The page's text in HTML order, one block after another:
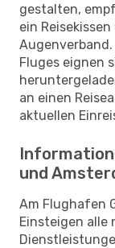
gestalten,
ein
Fluges eignen
an einen
aktuellen
und
Am Flughafen
Einsteigen